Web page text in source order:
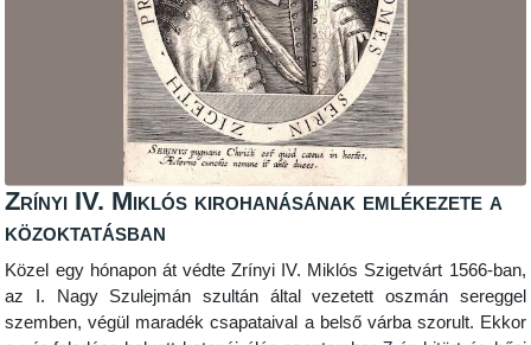
Zrínyi IV. Miklós kirohanásának emlékezete a
közoktatásban
Közel egy hónapon át védte Zrínyi IV. Miklós Szigetvárt 1566-ban,
az I. Nagy Szulejmán szultán által vezetett oszmán sereggel
szemben, végül maradék csapataival a belső várba szorult. Ekkor